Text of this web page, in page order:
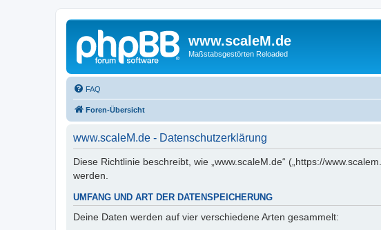
www.scaleM.de
Maßstabsgestörten Reloaded
FAQ
Foren-Übersicht
www.scaleM.de - Datenschutzerklärung
Diese Richtlinie beschreibt, wie „www.scaleM.de“ („https://
werden.
UMFANG UND ART DER DATENSPEICHERUNG
Deine Daten werden auf vier verschiedene Arten gesammelt: